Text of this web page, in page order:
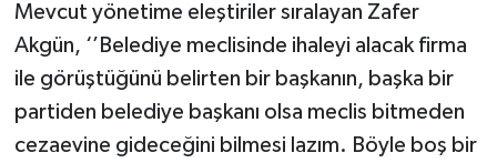
Mevcut yönetime eleştiriler sıralayan Zafer
Akgün, ‘’Belediye meclisinde ihaleyi alacak firma
ile görüştüğünü belirten bir başkanın, başka bir
partiden belediye başkanı olsa meclis bitmeden
cezaevine gideceğini bilmesi lazım. Böyle boş bir